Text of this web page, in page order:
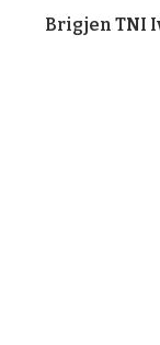
Brigjen TNI